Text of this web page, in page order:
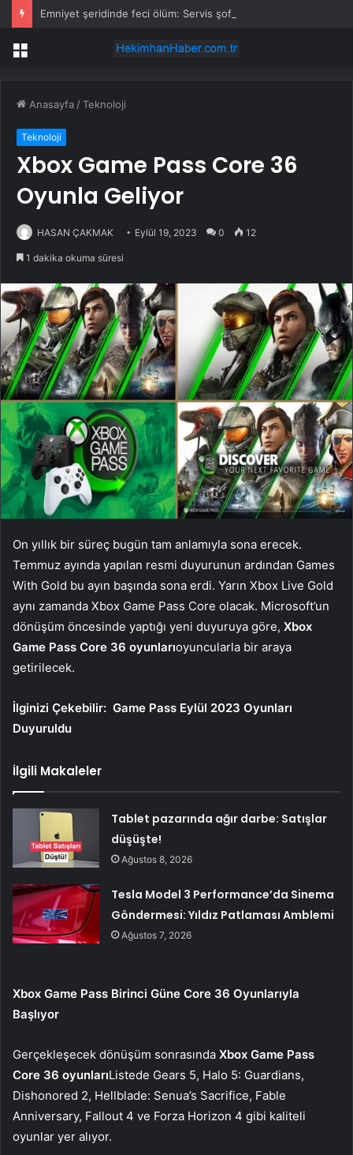
Menü
Anasayfa /Teknoloji
Teknoloji
Xbox Game Pass Core 36
Oyunla Geliyor
HASAN ÇAKMAK Eylül 19, 2023 0 12
1 dakika okuma süresi
On yıllık bir süreç bugün tam anlamıyla sona erecek.
Temmuz ayında yapılan resmi duyurunun ardından Games
With Gold bu ayın başında sona erdi. Yarın Xbox Live Gold
aynı zamanda Xbox Game Pass Core olacak. Microsoft’un
dönüşüm öncesinde yaptığı yeni duyuruya göre, Xbox
Game Pass Core 36 oyunlarıoyuncularla bir araya
getirilecek.
İlginizi Çekebilir: Game Pass Eylül 2023 Oyunları
Duyuruldu
İlgili Makaleler
Tablet pazarında ağır darbe: Satışlar
düşüşte!
Ağustos 8, 2026
Tesla Model 3 Performance’da Sinema
Göndermesi: Yıldız Patlaması Amblemi
Ağustos 7, 2026
Xbox Game Pass Birinci Güne Core 36 Oyunlarıyla
Başlıyor
Gerçekleşecek dönüşüm sonrasında Xbox Game Pass
Core 36 oyunlarıListede Gears 5, Halo 5: Guardians,
Dishonored 2, Hellblade: Senua’s Sacrifice, Fable
Anniversary, Fallout 4 ve Forza Horizon 4 gibi kaliteli
oyunlar yer alıyor.